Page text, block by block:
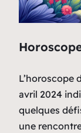
L’horoscope
avril 2024
quelques
une